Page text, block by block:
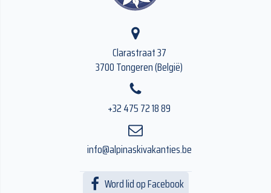
Clarastraat 37
3700 Tongeren (België)
+32 475 72 18 89
info@alpinaskivakanties.be
Word lid op Facebook